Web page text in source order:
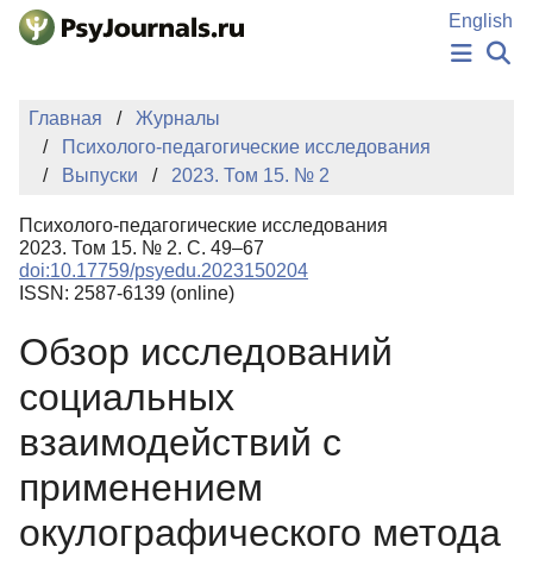
Перейти к основному содержанию
English
НОВОСТИ
АВТОРЫ
КЛЮЧЕВЫЕ СЛОВА
Регистрация
Главная
Журналы
Психолого-педагогические исследования
Выпуски
2023. Том 15. № 2
Психолого-педагогические исследования
2023. Том 15. № 2. С. 49–67
doi:10.17759/psyedu.2023150204
ISSN: 2587-6139 (online)
Обзор исследований
социальных
взаимодействий с
применением
окулографического метода